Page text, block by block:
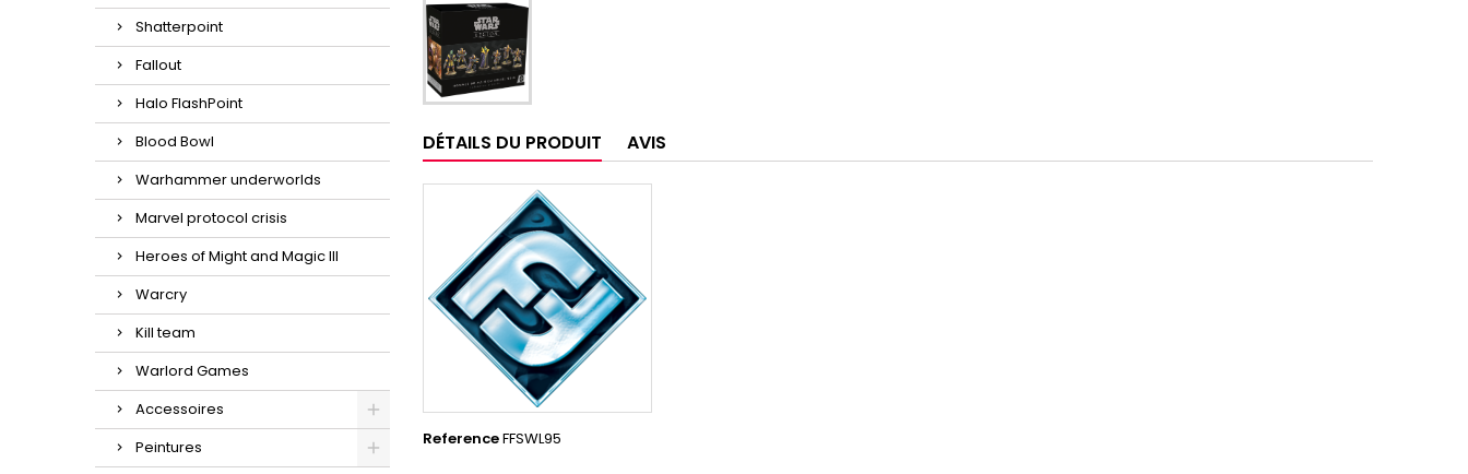
Shatterpoint
Fallout
Halo FlashPoint
Blood Bowl
Warhammer underworlds
Marvel protocol crisis
Heroes of Might and Magic III
Warcry
Kill team
Warlord Games
Accessoires
Peintures
DÉTAILS DU PRODUIT AVIS
ReferenceFFSWL95